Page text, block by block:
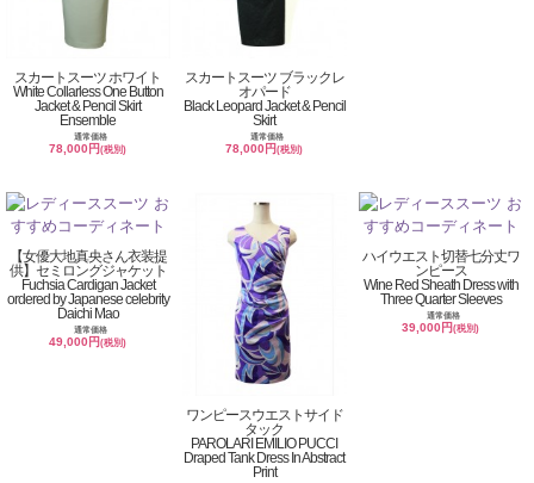
スカートスーツ ホワイト
White Collarless One Button
Jacket & Pencil Skirt
Ensemble
通常価格
78,000円(税別)
スカートスーツ ブラックレ
オパード
Black Leopard Jacket & Pencil
Skirt
通常価格
78,000円(税別)
【女優大地真央さん衣装提
供】セミロングジャケット
Fuchsia Cardigan Jacket
ordered by Japanese celebrity
Daichi Mao
通常価格
49,000円(税別)
ワンピースウエストサイド
タック
PAROLARI EMILIO PUCCI
Draped Tank Dress In Abstract
Print
ハイウエスト切替七分丈ワ
ンピース
Wine Red Sheath Dress with
Three Quarter Sleeves
通常価格
39,000円(税別)